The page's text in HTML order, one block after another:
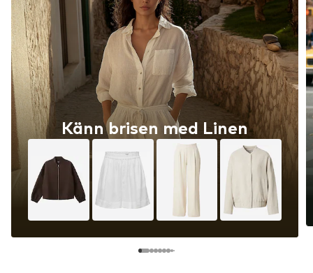
Känn brisen med Linen